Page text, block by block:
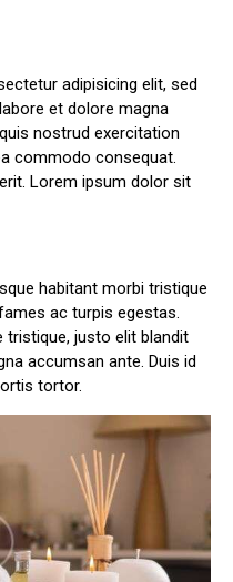
adipisicing elit, sed
et dolore magna
nostrud exercitation
commodo consequat.
Lorem ipsum dolor sit
habitant morbi tristique
ac turpis egestas.
tristique, justo elit blandit
accumsan ante. Duis id
tortor.